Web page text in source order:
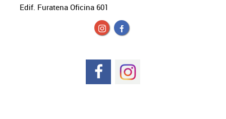
Edif. Furatena Oficina 601